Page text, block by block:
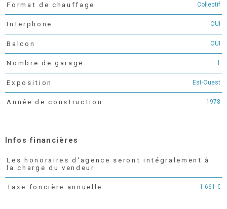
Format de chauffage Collectif
Interphone OUI
Balcon OUI
Nombre de garage 1
Exposition Est-Ouest
Année de construction 1978
Infos financières
Caractéristiques Valeurs
Les honoraires d'agence seront intégralement à
la charge du vendeur
Taxe foncière annuelle 1 661 €